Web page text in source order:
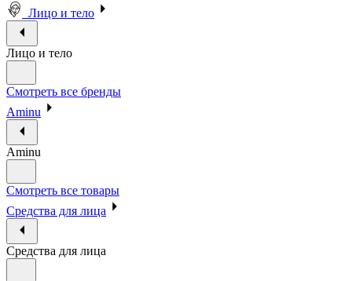
Лицо и тело
Лицо и тело
Смотреть все бренды
Aminu
Aminu
Смотреть все товары
Средства для лица
Средства для лица